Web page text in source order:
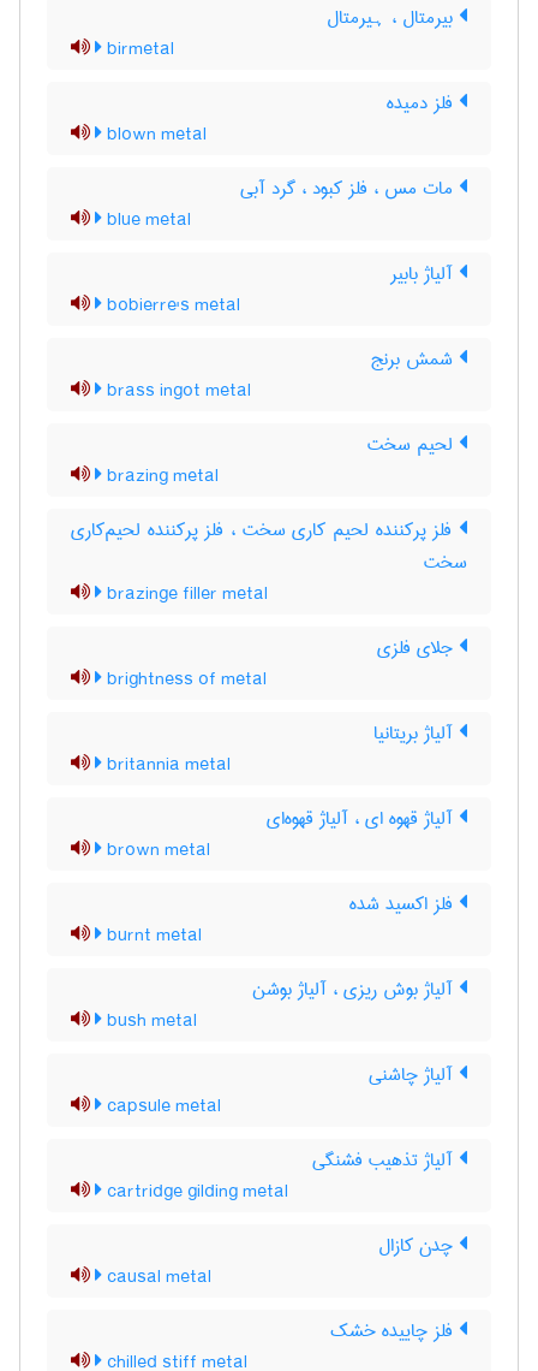
بیرمتال ، ہیرمتال
birmetal
فلز دمیده
blown metal
مات مس ، فلز کبود ، گرد آبی
blue metal
آلیاژ بابیر
bobierre's metal
شمش برنج
brass ingot metal
لحیم سخت
brazing metal
فلز پرکننده لحیم کاری سخت ، فلز پرکننده لحیم‌کاری
سخت
brazinge filler metal
جلای فلزی
brightness of metal
آلیاژ بریتانیا
britannia metal
آلیاژ قهوه ای ، آلیاژ قهوه‌ای
brown metal
فلز اکسید شده
burnt metal
آلیاژ بوش ریزی ، آلیاژ بوشن
bush metal
آلیاژ چاشنی
capsule metal
آلیاژ تذهیب فشنگی
cartridge gilding metal
چدن کازال
causal metal
فلز چاییده خشک
chilled stiff metal